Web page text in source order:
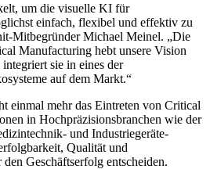
um die visuelle KI für
einfach, flexibel und effektiv zu
Mitbegründer Michael Meinel. „Die
Manufacturing hebt unsere Vision
sie in eines der
auf dem Markt.“
einmal mehr das Eintreten von Critical
in Hochpräzisionsbranchen wie der
und Industriegeräte-
Qualität und
Geschäftserfolg entscheiden.